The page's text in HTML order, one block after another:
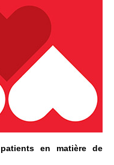
en matière de